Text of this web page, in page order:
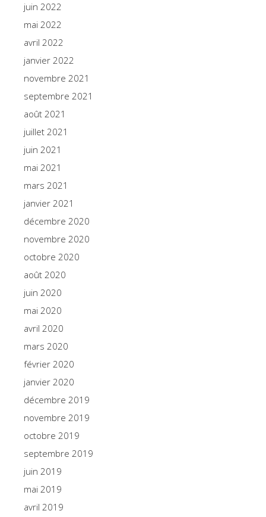
juin 2022
mai 2022
avril 2022
janvier 2022
novembre 2021
septembre 2021
août 2021
juillet 2021
juin 2021
mai 2021
mars 2021
janvier 2021
décembre 2020
novembre 2020
octobre 2020
août 2020
juin 2020
mai 2020
avril 2020
mars 2020
février 2020
janvier 2020
décembre 2019
novembre 2019
octobre 2019
septembre 2019
juin 2019
mai 2019
avril 2019